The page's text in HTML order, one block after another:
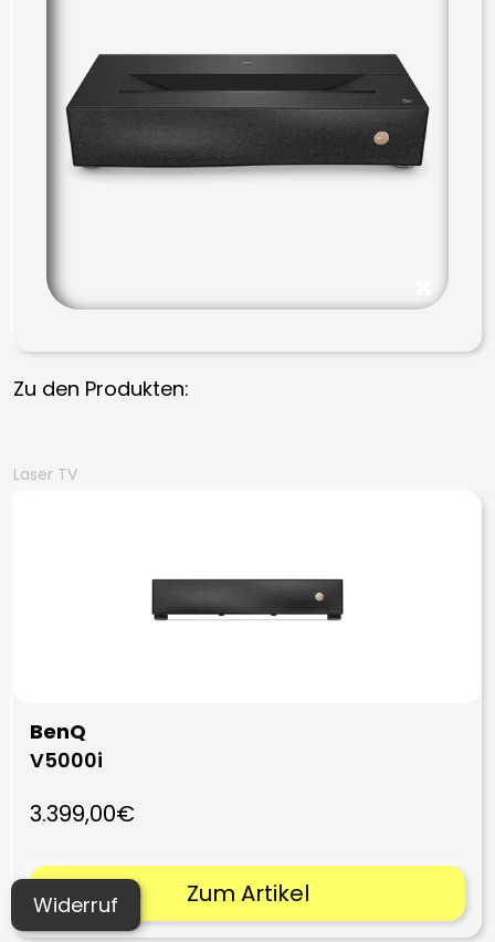
Zu den Produkten:
Laser TV
BenQ
V5000i
3.399,00€
Zum Artikel
Widerruf